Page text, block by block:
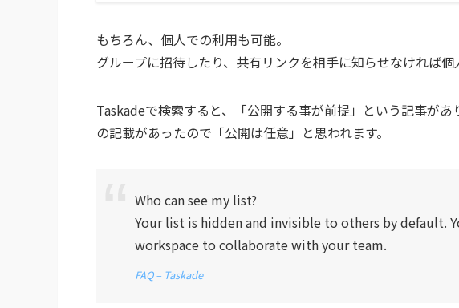
もちろん、個人での利用も可能。
グループに招待したり、共有リンクを相手に知らせなければ個
Taskadeで検索すると、「公開する事が前提」という記事が
の記載があったので「公開は任意」と思われます。
Who can see my list?
Your list is hidden and invisible to others by default.
workspace to collaborate with your team.
FAQ – Taskade